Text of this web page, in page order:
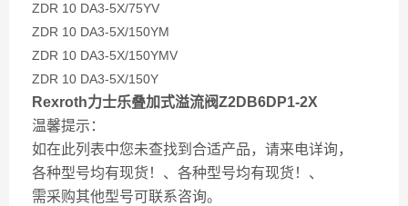
ZDR 10 DA3-5X/75YV
ZDR 10 DA3-5X/150YM
ZDR 10 DA3-5X/150YMV
ZDR 10 DA3-5X/150Y
Rexroth力士乐叠加式溢流阀Z2DB6DP1-2X
温馨提示：
如在此列表中您未查找到合适产品，请来电详询，
各种型号均有现货！、各种型号均有现货！、
需采购其他型号可联系咨询。